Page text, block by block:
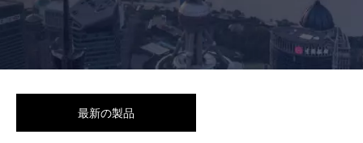
最新の製品